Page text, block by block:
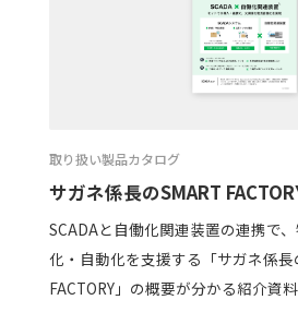
取り扱い製品カタログ
サガネ係長のSMART
SCADAと自働化関連装置の連携で
化・自動化を支援する「サガネ係長
FACTORY」の概要が分かる紹介資料